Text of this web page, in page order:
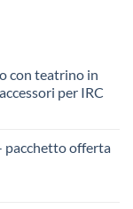
con teatrino in
per IRC
pacchetto offerta